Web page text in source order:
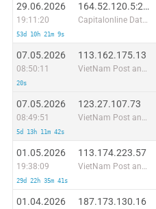
29.06.2026
19:11:20
53d 10h 21m 9s
164.52.120.5:23782
Capitalonline Data Service (HK) Co
07.05.2026
08:50:11
20s
113.162.175.13
VietNam Post and Telecom Corporation
07.05.2026
08:49:51
5d 13h 11m 42s
123.27.107.73
VietNam Post and Telecom Corporation
01.05.2026
19:38:09
29d 22h 35m 41s
113.174.223.57
VietNam Post and Telecom Corporation
01.04.2026 187.173.130.16